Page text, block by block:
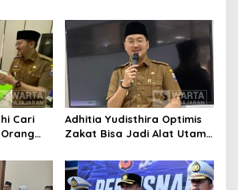
Komisioner Baznas
Berintegritas
Cari
Adhitia Yudisthira Optimis
Zakat Bisa Jadi Alat Utama
Kota Cimahi